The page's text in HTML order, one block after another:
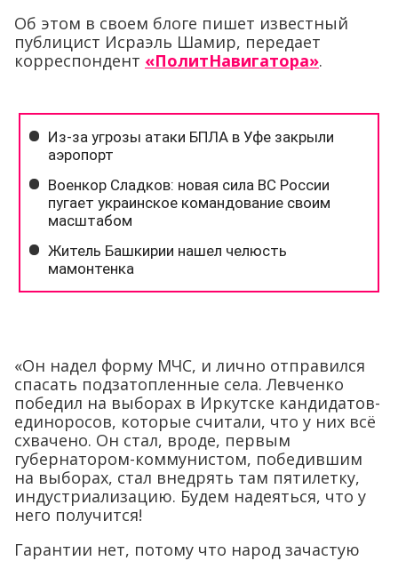
Об этом в своем блоге пишет известный
публицист Исраэль Шамир, передает
корреспондент «ПолитНавигатора».
«Он надел форму МЧС, и лично отправился
спасать подзатопленные села. Левченко
победил на выборах в Иркутске кандидатов-
единоросов, которые считали, что у них всё
схвачено. Он стал, вроде, первым
губернатором-коммунистом, победившим
на выборах, стал внедрять там пятилетку,
индустриализацию. Будем надеяться, что у
него получится!
Гарантии нет, потому что народ зачастую